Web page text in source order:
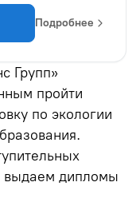
Подробнее
Групп»
пройти
по экологии
выдаем дипломы